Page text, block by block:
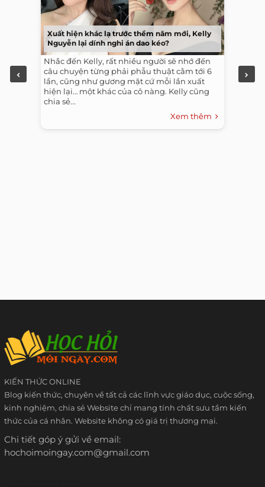
Xuất hiện khác lạ trước thềm năm mới, Kelly
Nguyễn lại dính nghi án dao kéo?
Nhắc đến Kelly, rất nhiều người sẽ nhớ đến
câu chuyện từng phải phẫu thuật cằm tới 6
lần, cũng như gương mặt cứ mỗi lần xuất
hiện lại… một khác của cô nàng. Kelly cũng
chia sẻ...
Xem thêm
KIẾN THỨC ONLINE
Blog kiến thức, chuyên về tất cả các lĩnh vực giáo dục, cuộc sống,
kinh nghiệm, chia sẻ Website chỉ mang tính chất sưu tầm kiến
thức của cá nhân. Website không có giá trị thương mại.
Chi tiết góp ý gửi về email:
hochoimoingay.com@gmail.com